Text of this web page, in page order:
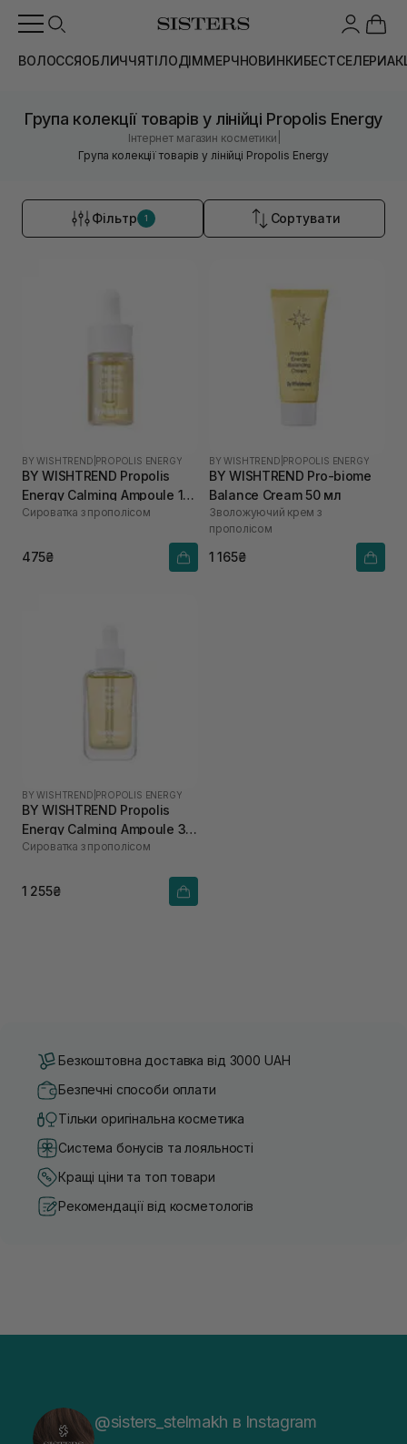
ВОЛОССЯОБЛИЧЧЯТІЛОДІММЕРЧНОВИНКИБЕСТСЕЛЕРИ
Група колекції товарів у лінійці Propolis Energy
Інтернет магазин косметики
Група колекції товарів у лінійці Propolis Energy
Фільтр 1 Сортувати
BY WISHTREND PROPOLIS ENERGY
BY WISHTREND Propolis
Energy Calming Ampoule 10
мл
Сироватка з прополісом
475₴
BY WISHTREND PROPOLIS ENERGY
BY WISHTREND Pro-biome
Balance Cream 50 мл
Зволожуючий крем з
прополісом
1 165₴
BY WISHTREND PROPOLIS ENERGY
BY WISHTREND Propolis
Energy Calming Ampoule 30
мл
Сироватка з прополісом
1 255₴
Безкоштовна доставка від 3000 UAH
Безпечні способи оплати
Тільки оригінальна косметика
Система бонусів та лояльності
Кращі ціни та топ товари
Рекомендації від косметологів
@sisters_stelmakh в Instagram